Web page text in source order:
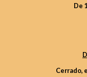
De
Cerrado,